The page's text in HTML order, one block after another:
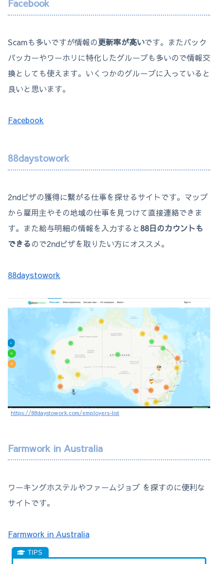
Facebook
Scamも多いですが情報の更新率が高いです。またバック
パッカーやワーホリに特化したグループも多いので情報交
換としても使えます。いくつかのグループに入っていると
良いと思います。
Facebook
88daystowork
2ndビザの獲得に繋がる仕事を探せるサイトです。マップ
から雇用主やその地域の仕事を見つけて直接連絡できま
す。また給与明細の情報を入力すると88日のカウントも
できるので2ndビザを取りたい方にオススメ。
88daystowork
https://88daystowork.com/employers-list
Farmwork in Australia
ワーキングホステルやファームジョブ を探すのに便利な
サイトです。
Farmwork in Australia